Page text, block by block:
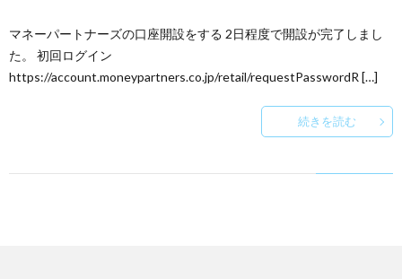
マネーパートナーズの口座開設をする 2日程度で開設が完了しまし
た。 初回ログイン
https://account.moneypartners.co.jp/retail/requestPasswordR […]
続きを読む